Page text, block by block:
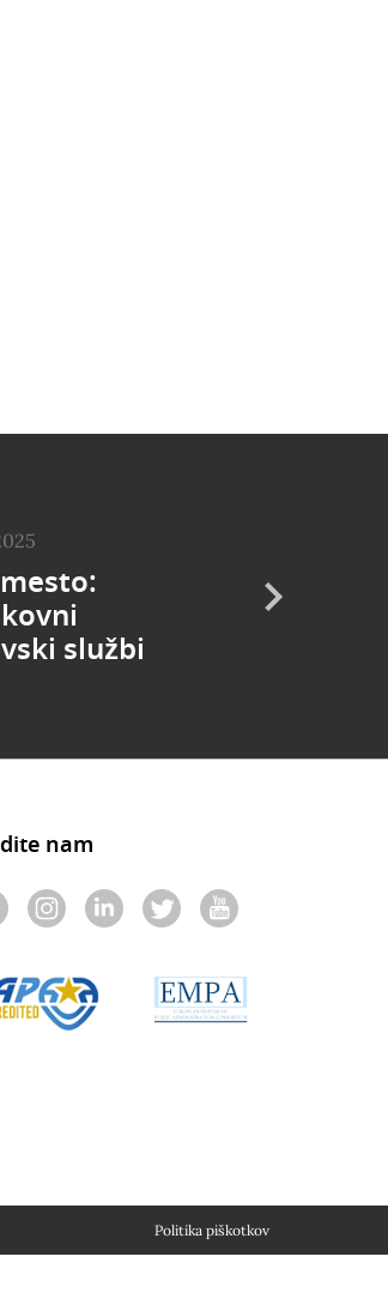
službi
nam
Politika piškotkov